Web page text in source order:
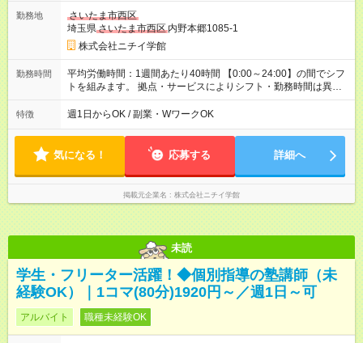
勤務地
さいたま市西区
埼玉県さいたま市西区 内野本郷1085-1
株式会社ニチイ学館
勤務時間
平均労働時間：1週間あたり40時間 【0:00～24:00】の間でシフ
トを組みます。 拠点・サービスによりシフト・勤務時間は異な
ります。 ＜シフト例＞ 早番：7:30～16:30 日勤：9:00～18:00
遅番：11:00～20:00 夜勤：16:30～翌9:30 ※上記は一例です。
たり40時間 【0:00～24:00】の間でシフトを組みます。 拠点・
サービスによりシフト・勤務時間は異なります。 ＜シフト例＞
早番：7:30～16:30 日勤：9:00～18:00 遅番：11:00～20:00 夜
勤：16:30～翌9:30 ※上記は一例です。 ※働き方は柔軟にご相談
いただけます。
特徴 週1日からOK / 副業・WワークOK
気になる！ 応募する 詳細へ
掲載元企業名 株式会社ニチイ学館
未読
学生・フリーター活躍！◆個別指導の塾講師（未
経験OK）｜1コマ(80分)1920円～／週1日～可
アルバイト 職種未経験OK